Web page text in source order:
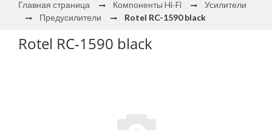
Главная страница Компоненты Hi‑Fi
Усилители
Предусилители
Rotel RC-1590 black
Rotel RC-1590 black